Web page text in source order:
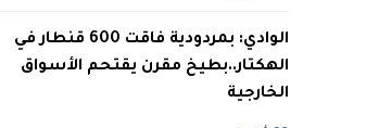
الوادي: بمردودية فاقت 600 قنطار في
الهكتار..بطيخ مقرن يقتحم الأسواق
الخارجية